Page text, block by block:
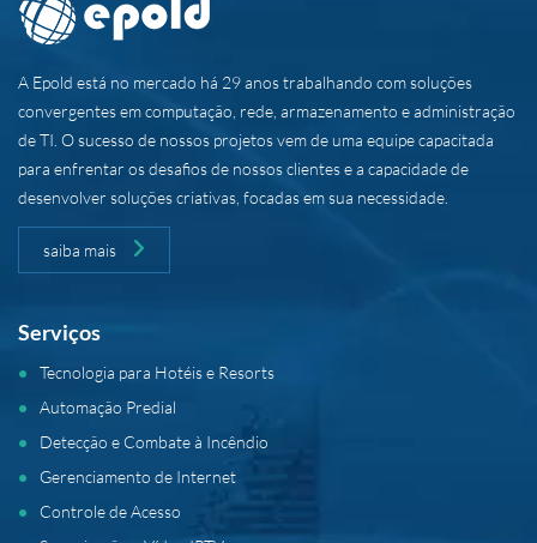
A Epold está no mercado há 29 anos trabalhando com soluções
convergentes em computação, rede, armazenamento e administração
de TI. O sucesso de nossos projetos vem de uma equipe capacitada
para enfrentar os desafios de nossos clientes e a capacidade de
desenvolver soluções criativas, focadas em sua necessidade.
saiba mais
Serviços
Tecnologia para Hotéis e Resorts
Automação Predial
Detecção e Combate à Incêndio
Gerenciamento de Internet
Controle de Acesso